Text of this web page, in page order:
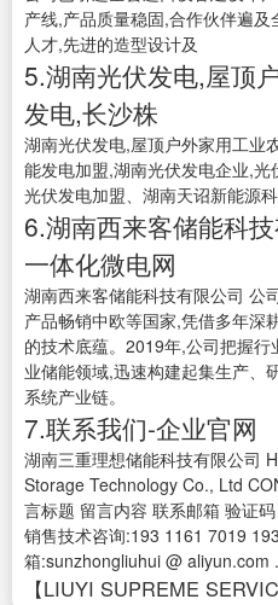
产线,产品质量稳固,合作伙伴遍
人才,先进的造型设计及
5.湖南光伏发电,屋顶
发电,长沙株
湖南光伏发电,屋顶户外家用工业
能发电加盟,湖南光伏发电企业,光
光伏发电加盟、湖南天诏新能源
6.湖南西来客储能科
一体化微电网
湖南西来客储能科技有限公司 公
产品畅销中欧等国家,凭借多年深
的技术底蕴。2019年,公司把握
业储能领域,迅速构建起集生产、
系统产业链。
7.联系我们-企业官网
湖南三重理想储能科技有限公司
Storage Technology Co., Ltd
言标题 留言内容 联系邮箱 验证
销售技术咨询:193 1161 7019
箱:sunzhongliuhui @ aliyun.com
【LIUYI SUPREME